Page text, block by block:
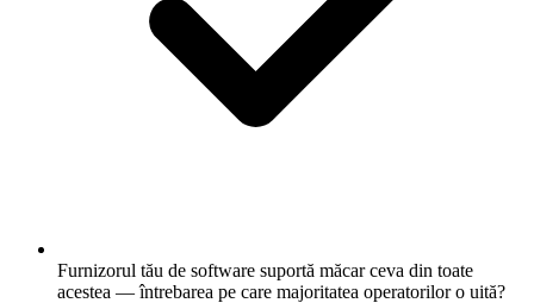
Furnizorul tău de software suportă măcar ceva din toate
acestea — întrebarea pe care majoritatea operatorilor o uită?